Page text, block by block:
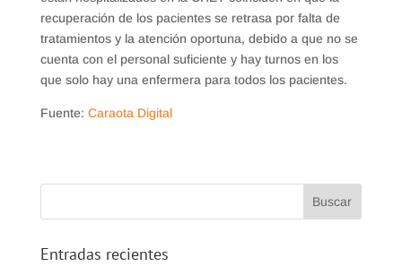
recuperación de los pacientes se retrasa por falta de
tratamientos y la atención oportuna, debido a que no se
cuenta con el personal suficiente y hay turnos en los
que solo hay una enfermera para todos los pacientes.
Fuente: Caraota Digital
Entradas recientes